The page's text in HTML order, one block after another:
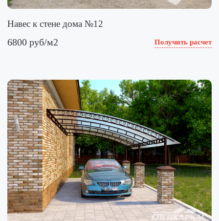
Навес к стене дома №12
6800 руб/м2 Получить расчет